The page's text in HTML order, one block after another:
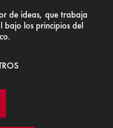
de ideas, que trabaja
bajo los principios del